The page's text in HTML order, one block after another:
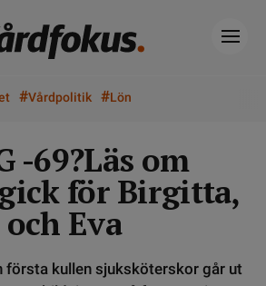
#Vårdpolitik #Lön
-69?Läs om
för Birgitta,
Eva
första kullen sjuksköterskor går ut